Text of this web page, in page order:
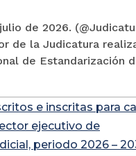
de 2026.
de la Judicatura
de Estandarización
e inscritas para
ejecutivo de
periodo 2026 –